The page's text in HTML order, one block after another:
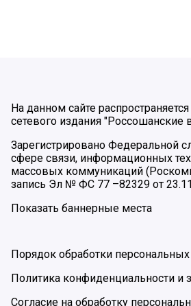
На данном сайте
сетевого издания "Россошанские
Зарегистрировано Федеральной
сфере связи, информационных
массовых коммуникаций
запись Эл № ФС 77 –82329 от
Показать баннерные места
Порядок обработки
Политика конфиденциальности
Согласие на обработку